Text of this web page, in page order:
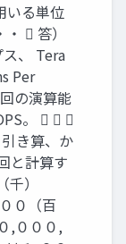
いる単位
 答）
、 Tera
Per
の演算能
。   
き算、か
と計算す
）
０（百
,０００,